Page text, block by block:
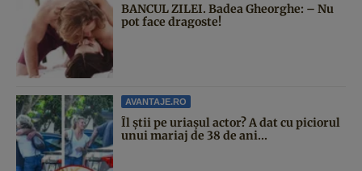
BANCUL ZILEI. Badea Gheorghe: – Nu
pot face dragoste!
AVANTAJE.RO
Îl știi pe uriașul actor? A dat cu piciorul
unui mariaj de 38 de ani...